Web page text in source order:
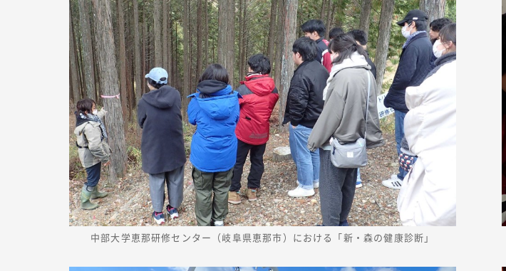
中部大学恵那研修センター（岐阜県恵那市）における「新・森の健康診断」